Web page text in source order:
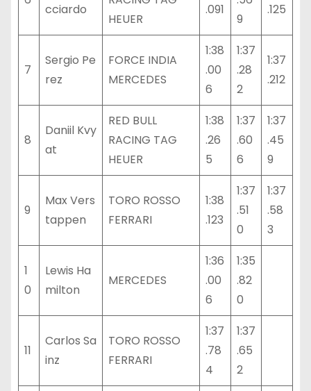
cciardo
HEUER
.091
9
.125
7
Sergio Pe
rez
FORCE INDIA
MERCEDES
1:38
.00
6
1:37
.28
2
1:37
.212
8
Daniil Kvy
at
RED BULL
RACING TAG
HEUER
1:38
.26
5
1:37
.60
6
1:37
.45
9
9
Max Vers
tappen
TORO ROSSO
FERRARI
1:38
.123
1:37
.51
0
1:37
.58
3
1
0
Lewis Ha
milton
MERCEDES
1:36
.00
6
1:35
.82
0
11
Carlos Sa
inz
TORO ROSSO
FERRARI
1:37
.78
4
1:37
.65
2